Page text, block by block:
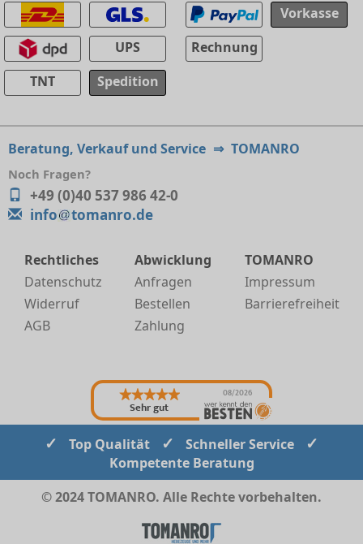
UPS
TNT
Spedition
Vorkasse
Rechnung
Beratung, Verkauf und Service ⇒ TOMANRO
Noch Fragen?
+49 (0)40 537 986 42-0
info
tomanro.de
Rechtliches
Datenschutz
Widerruf
AGB
Abwicklung
Anfragen
Bestellen
Zahlung
TOMANRO
Impressum
Barrierefreiheit
Sehr gut
08/2026
✓ Top Qualität ✓ Schneller Service ✓
Kompetente Beratung
© 2024 TOMANRO. Alle Rechte vorbehalten.